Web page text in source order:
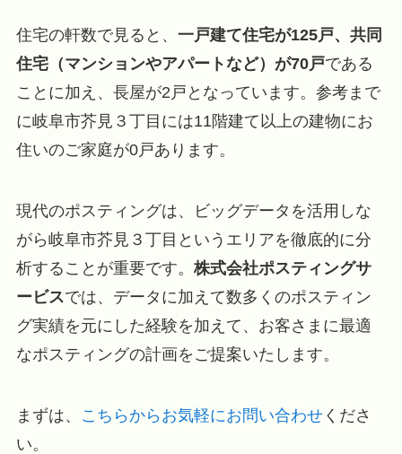
住宅の軒数で見ると、 一戸建て住宅が125戸、共同
住宅（マンションやアパートなど）が70戸である
ことに加え、長屋が2戸となっています。参考まで
に岐阜市芥見３丁目には11階建て以上の建物にお
住いのご家庭が0戸あります。
現代のポスティングは、ビッグデータを活用しな
がら岐阜市芥見３丁目というエリアを徹底的に分
析することが重要です。 株式会社ポスティングサ
ービスでは、データに加えて数多くのポスティン
グ実績を元にした経験を加えて、お客さまに最適
なポスティングの計画をご提案いたします。
まずは、 こちらからお気軽にお問い合わせくださ
い。